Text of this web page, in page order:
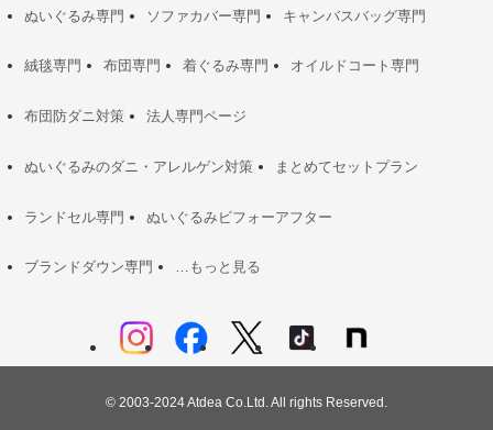
ぬいぐるみ専門 ソファカバー専門 キャンバスバッグ専門
絨毯専門 布団専門 着ぐるみ専門 オイルドコート専門
布団防ダニ対策 法人専門ページ
ぬいぐるみのダニ・アレルゲン対策 まとめてセットプラン
ランドセル専門 ぬいぐるみビフォーアフター
ブランドダウン専門 …もっと見る
© 2003-2024 Atdea Co.Ltd. All rights Reserved.